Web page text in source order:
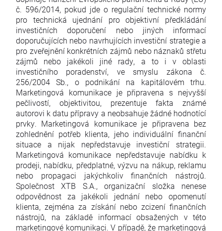
č. 596/2014, pokud jde o regulační technické normy
pro technická ujednání pro objektivní předkládání
investičních doporučení nebo jiných informací
doporučujících nebo navrhujících investiční strategie a
pro zveřejnění konkrétních zájmů nebo náznaků střetu
zájmů nebo jakékoli jiné rady, a to i v oblasti
investičního poradenství, ve smyslu zákona č.
256/2004 Sb., o podnikání na kapitálovém trhu.
Marketingová komunikace je připravena s nejvyšší
pečlivostí, objektivitou, prezentuje fakta známé
autorovi k datu přípravy a neobsahuje žádné hodnotící
prvky. Marketingová komunikace je připravena bez
zohlednění potřeb klienta, jeho individuální finanční
situace a nijak nepředstavuje investiční strategii.
Marketingová komunikace nepředstavuje nabídku k
prodeji, nabídku, předplatné, výzvu na nákup, reklamu
nebo propagaci jakýchkoliv finančních nástrojů.
Společnost XTB S.A., organizační složka nenese
odpovědnost za jakékoli jednání nebo opomenutí
klienta, zejména za získání nebo zcizení finančních
nástrojů, na základě informací obsažených v této
marketingové komunikaci. V případě, že marketingová